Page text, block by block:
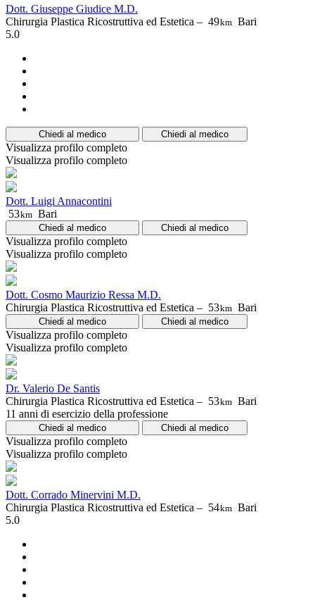
Dott. Giuseppe Giudice M.D.
Chirurgia Plastica Ricostruttiva ed Estetica – 49km Bari
5.0
Chiedi al medico Chiedi al medico
Visualizza profilo completo
Visualizza profilo completo
Dott. Luigi Annacontini
53km Bari
Chiedi al medico Chiedi al medico
Visualizza profilo completo
Visualizza profilo completo
Dott. Cosmo Maurizio Ressa M.D.
Chirurgia Plastica Ricostruttiva ed Estetica – 53km Bari
Chiedi al medico Chiedi al medico
Visualizza profilo completo
Visualizza profilo completo
Dr. Valerio De Santis
Chirurgia Plastica Ricostruttiva ed Estetica – 53km Bari
11 anni di esercizio della professione
Chiedi al medico Chiedi al medico
Visualizza profilo completo
Visualizza profilo completo
Dott. Corrado Minervini M.D.
Chirurgia Plastica Ricostruttiva ed Estetica – 54km Bari
5.0